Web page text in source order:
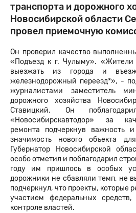
транспорта и дорожного
Новосибирской области
провел приемочную
Он проверил качество
«Подъезд к г. Чулыму». «Жители
выезжать из города и
железнодорожный переезд*», -
журналистами заместитель
дорожного хозяйства
Ставицкий. Он
«Новосибирскавтодор» за
ремонта подчеркнув важность
значимость нового объекта
Губернатор Новосибирской
особо отметил и поблагодарил
году им пришлось в особых
дорожники не сбавляли темп, не
подчеркнул, что проекты, которые
участием федеральных
контроле властей.